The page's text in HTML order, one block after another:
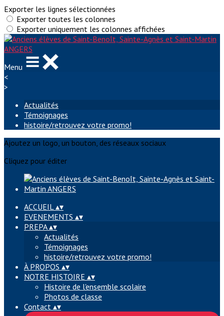
Exporter les lignes sélectionnées
Exporter toutes les colonnes
Exporter uniquement les colonnes affichées
Menu
<
>
Actualités
Témoignages
histoire/retrouvez votre promo!
Ajoutez un logo, un bouton, des réseaux sociaux
Cliquez pour éditer
ACCUEIL▴▾
EVENEMENTS ▴▾
PREPA▴▾
Actualités
Témoignages
histoire/retrouvez votre promo!
À PROPOS ▴▾
NOTRE HISTOIRE ▴▾
Histoire de l'ensemble scolaire
Photos de classe
Contact ▴▾